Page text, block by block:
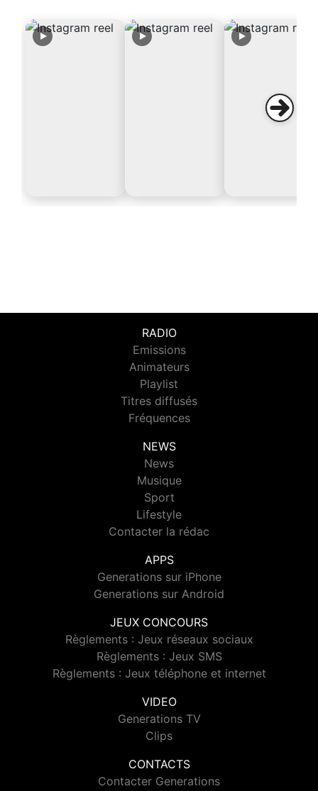
RADIO
Emissions
Animateurs
Playlist
Titres diffusés
Fréquences
NEWS
News
Musique
Sport
Lifestyle
Contacter la rédac
APPS
Generations sur iPhone
Generations sur Android
JEUX CONCOURS
Règlements : Jeux réseaux sociaux
Règlements : Jeux SMS
Règlements : Jeux téléphone et internet
VIDEO
Generations TV
Clips
CONTACTS
Contacter Generations